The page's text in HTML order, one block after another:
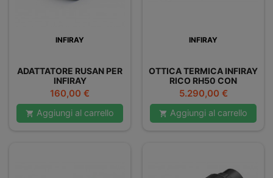
INFIRAY
ADATTATORE RUSAN PER
INFIRAY
Prezzo
160,00 €
 Aggiungi al carrello
INFIRAY
OTTICA TERMICA INFIRAY
RICO RH50 CON
TELEMETRO
Prezzo
5.290,00 €
 Aggiungi al carrello